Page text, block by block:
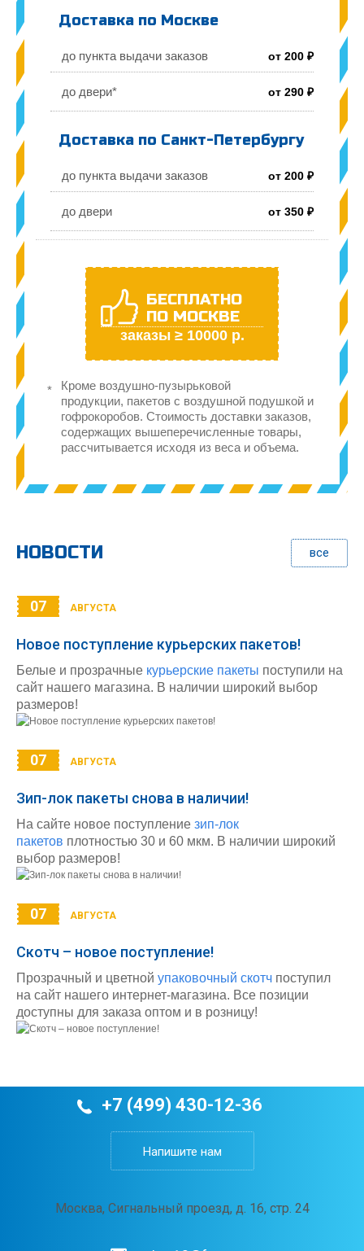
Доставка по Москве
до пункта выдачи заказов от 200 ₽
до двери* от 290 ₽
Доставка по Санкт-Петербургу
до пункта выдачи заказов от 200 ₽
до двери от 350 ₽
БЕСПЛАТНО
ПО МОСКВЕ
заказы ≥ 10000 р.
Кроме воздушно-пузырьковой
продукции, пакетов с воздушной подушкой и
гофрокоробов. Стоимость доставки заказов,
содержащих вышеперечисленные товары,
рассчитывается исходя из веса и объема.
НОВОСТИ все
07 АВГУСТА
Новое поступление курьерских пакетов!
Белые и прозрачные курьерские пакеты поступили на
сайт нашего магазина. В наличии широкий выбор
размеров!
07 АВГУСТА
Зип-лок пакеты снова в наличии!
На сайте новое поступление зип-лок
пакетов плотностью 30 и 60 мкм. В наличии широкий
выбор размеров!
07 АВГУСТА
Скотч – новое поступление!
Прозрачный и цветной упаковочный скотч поступил
на сайт нашего интернет-магазина. Все позиции
доступны для заказа оптом и в розницу!
+7 (499) 430-12-36
Напишите нам
Москва, Сигнальный проезд, д. 16, стр. 24